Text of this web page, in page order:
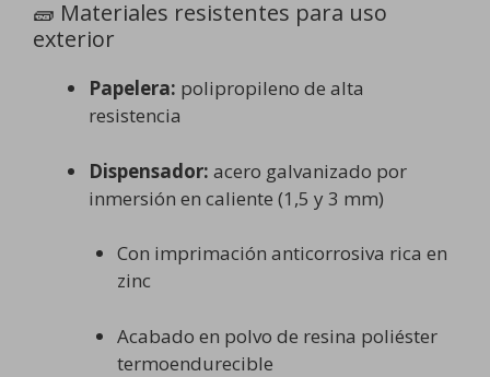
🧱 Materiales resistentes para uso
exterior
Papelera: polipropileno de alta
resistencia
Dispensador: acero galvanizado por
inmersión en caliente (1,5 y 3 mm)
Con imprimación anticorrosiva rica en
zinc
Acabado en polvo de resina poliéster
termoendurecible